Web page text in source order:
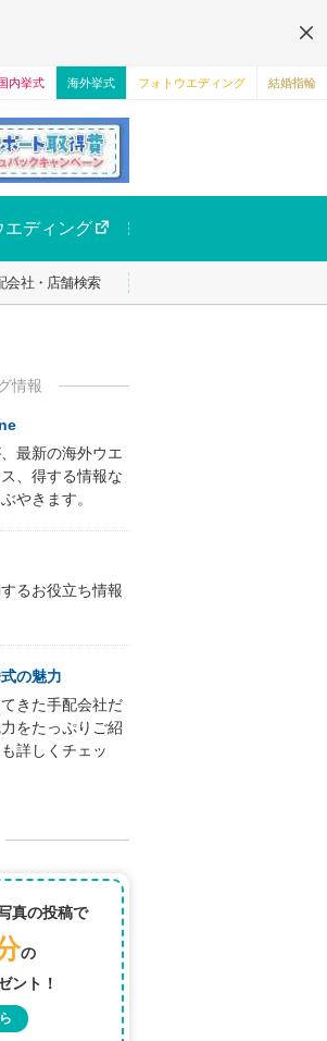
国内挙式 海外挙式 フォトウエディング 結婚指輪
エディング
会社・店舗検索
情報
最新の海外ウエ
、得する情報な
やきます。
るお役立ち情報
の魅力
きた手配会社だ
をたっぷりご紹
詳しくチェッ
真の投稿で
の
ント！